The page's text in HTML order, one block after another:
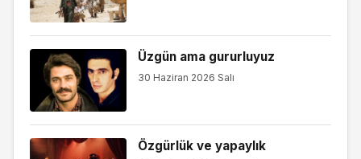
Üzgün ama gururluyuz
30 Haziran 2026 Salı
Özgürlük ve yapaylık